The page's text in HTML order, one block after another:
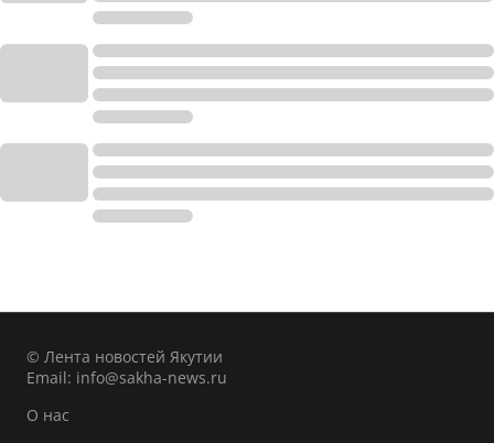
© Лента новостей Якутии
Email: info@sakha-news.ru
О нас